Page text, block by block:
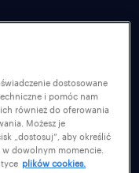
do portalu
dostosowane
i pomóc nam
również do oferowania
Możesz je
„dostosuj”, aby określić
w dowolnym momencie.
plików cookies.